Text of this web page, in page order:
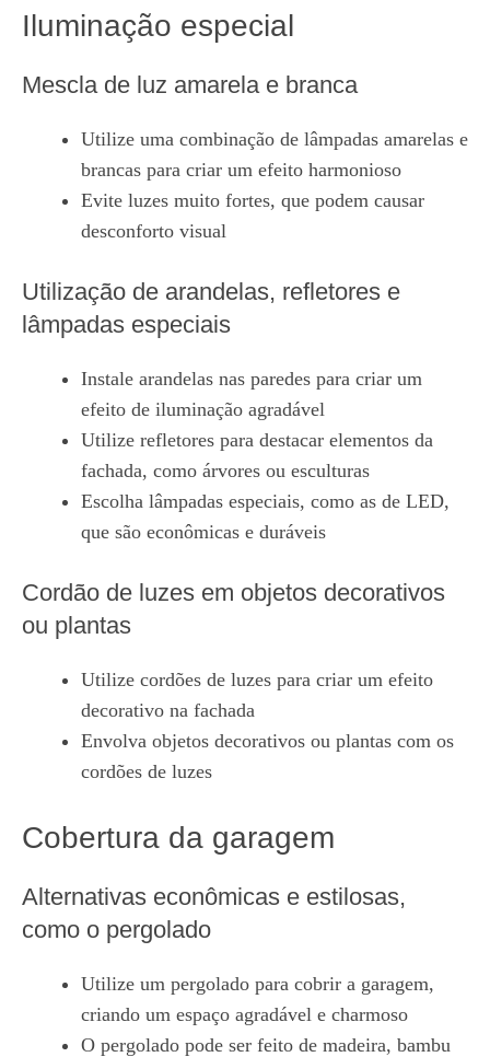
Iluminação especial
Mescla de luz amarela e branca
Utilize uma combinação de lâmpadas amarelas e
brancas para criar um efeito harmonioso
Evite luzes muito fortes, que podem causar
desconforto visual
Utilização de arandelas, refletores e
lâmpadas especiais
Instale arandelas nas paredes para criar um
efeito de iluminação agradável
Utilize refletores para destacar elementos da
fachada, como árvores ou esculturas
Escolha lâmpadas especiais, como as de LED,
que são econômicas e duráveis
Cordão de luzes em objetos decorativos
ou plantas
Utilize cordões de luzes para criar um efeito
decorativo na fachada
Envolva objetos decorativos ou plantas com os
cordões de luzes
Cobertura da garagem
Alternativas econômicas e estilosas,
como o pergolado
Utilize um pergolado para cobrir a garagem,
criando um espaço agradável e charmoso
O pergolado pode ser feito de madeira, bambu